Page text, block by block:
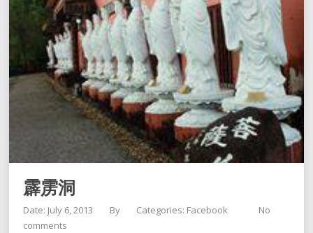
霹雳洞
Date: July 6, 2013 By Categories: Facebook
No
comments